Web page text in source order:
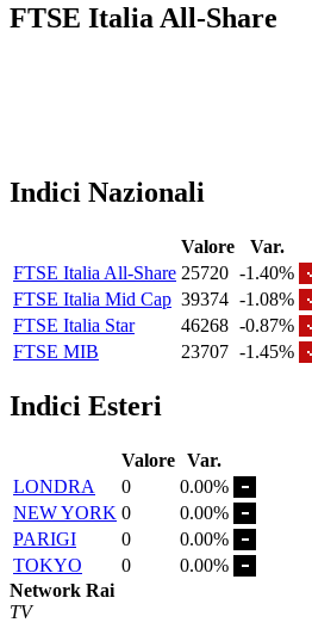
FTSE Italia All-Share
Indici Nazionali
Valore
Var.
FTSE Italia All-Share 25720 -1.40%
FTSE Italia Mid Cap 39374 -1.08%
FTSE Italia Star
46268 -0.87%
FTSE MIB
23707 -1.45%
Indici Esteri
Valore Var.
LONDRA
0
0.00%
NEW YORK 0
0.00%
PARIGI
0
0.00%
TOKYO
0
0.00%
Network Rai
TV